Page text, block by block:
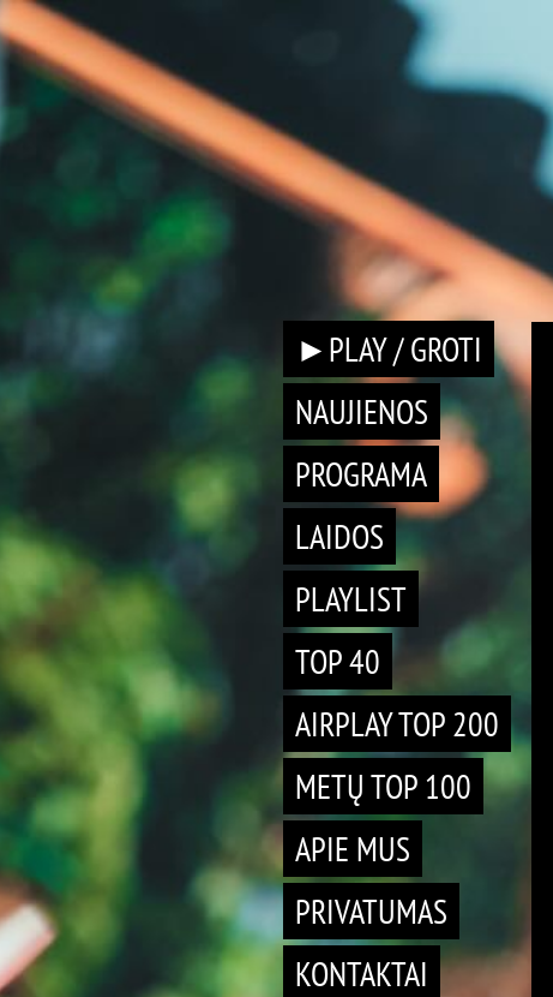
►PLAY / GROTI
NAUJIENOS
PROGRAMA
LAIDOS
PLAYLIST
TOP 40
AIRPLAY TOP 200
METŲ TOP 100
APIE MUS
PRIVATUMAS
KONTAKTAI